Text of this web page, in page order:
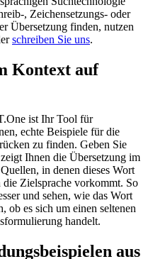
, Zeichensetzungs- oder
Übersetzung finden, nutzen
schreiben Sie uns.
Kontext auf
ist Ihr Tool für
echte Beispiele für die
zu finden. Geben Sie
Ihnen die Übersetzung im
in denen dieses Wort
die Zielsprache vorkommt. So
und sehen, wie das Wort
ob es sich um einen seltenen
handelt.
aus